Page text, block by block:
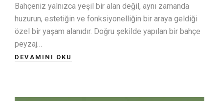
Bahçeniz yalnızca yeşil bir alan değil, aynı zamanda
huzurun, estetiğin ve fonksiyonelliğin bir araya geldiği
özel bir yaşam alanıdır. Doğru şekilde yapılan bir bahçe
peyzaj…
DEVAMINI OKU